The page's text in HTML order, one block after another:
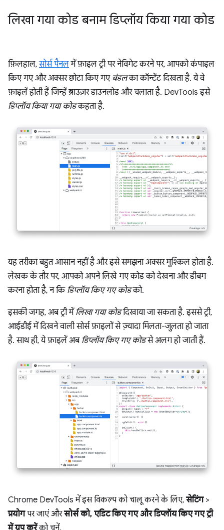
लिखा गया कोड बनाम डिप्लॉय किया गया कोड
फ़िलहाल,सोर्स पैनलमें फ़ाइल ट्री पर नेविगेट करने पर, आपको कंपाइल
किए गए और अक्सर छोटा किए गए बंडलका कॉन्टेंट दिखता है. ये वे
फ़ाइलें होती हैं जिन्हें ब्राउज़र डाउनलोड और चलाता है. DevTools इसे
डिप्लॉय किया गया कोडकहता है.
यह तरीका बहुत आसान नहीं है और इसे समझना अक्सर मुश्किल होता है.
लेखक के तौर पर, आपको अपने लिखे गए कोड को देखना और डीबग
करना होता है, न कि डिप्लॉय किए गए कोडको.
इसकी जगह, अब ट्री मेंलिखा गया कोडदिखाया जा सकता है. इससे ट्री,
आईडीई में दिखने वाली सोर्स फ़ाइलों से ज़्यादा मिलता-जुलता हो जाता
है. साथ ही, ये फ़ाइलें अब डिप्लॉय किए गए कोडसे अलग हो जाती हैं.
Chrome DevTools में इस विकल्प को चालू करने के लिए, सेटिंग>
प्रयोगपर जाएं औरसोर्स को, एडिट किए गए और डिप्लॉय किए गए ट्री